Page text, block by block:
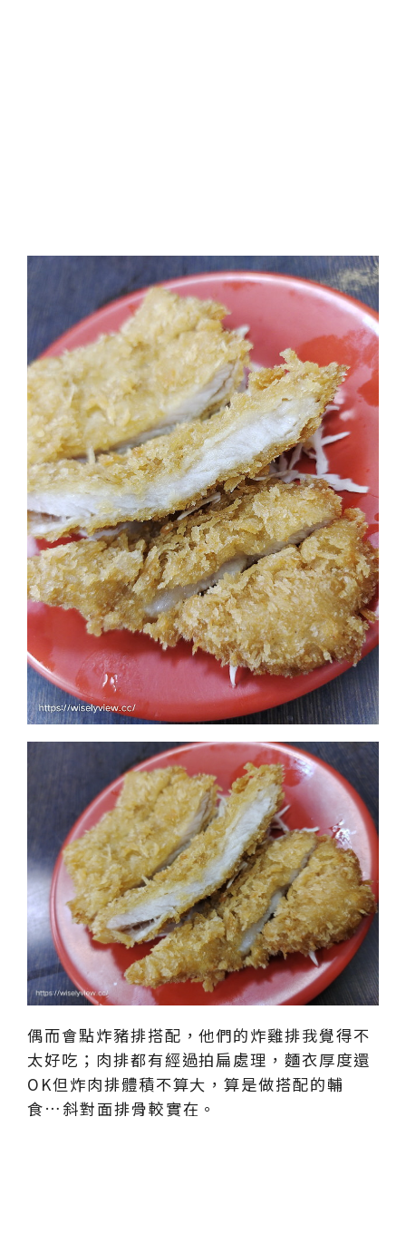
偶而會點炸豬排搭配，他們的炸雞排我覺得不
太好吃；肉排都有經過拍扁處理，麵衣厚度還
OK但炸肉排體積不算大，算是做搭配的輔
食…斜對面排骨較實在。